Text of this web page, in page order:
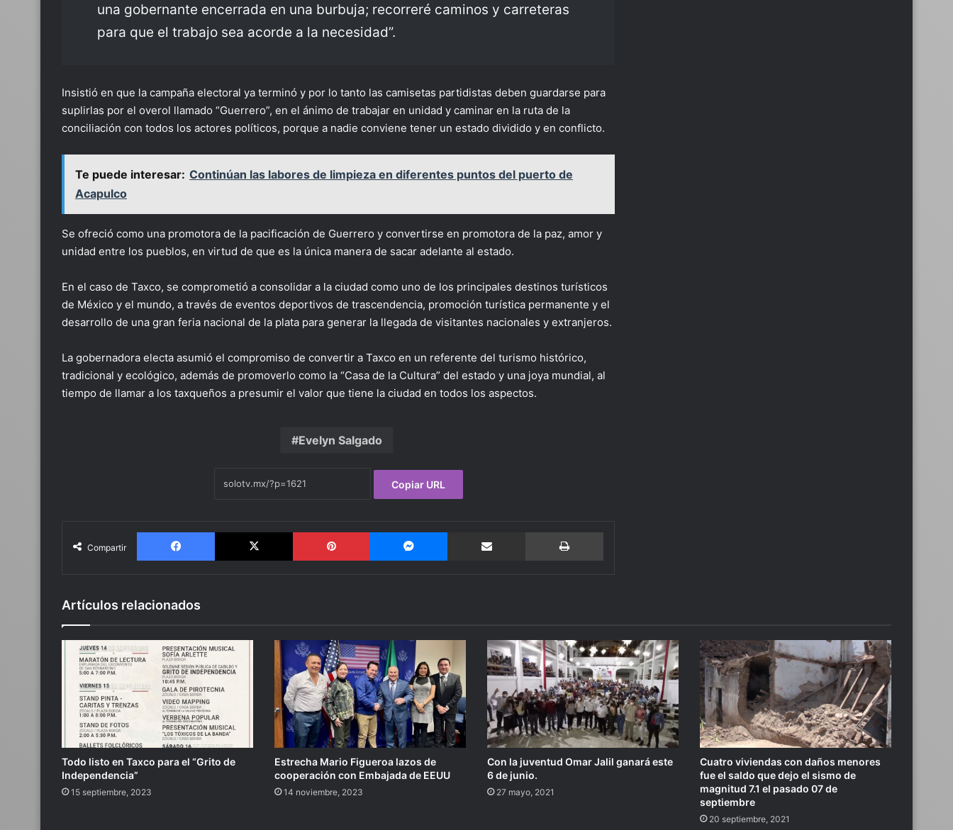
una gobernante encerrada en una burbuja; recorreré caminos y carreteras
para que el trabajo sea acorde a la necesidad”.
Insistió en que la campaña electoral ya terminó y por lo tanto las camisetas partidistas deben guardarse para
suplirlas por el overol llamado “Guerrero”, en el ánimo de trabajar en unidad y caminar en la ruta de la
conciliación con todos los actores políticos, porque a nadie conviene tener un estado dividido y en conflicto.
Te puede interesar: Continúan las labores de limpieza en diferentes puntos del puerto de
Acapulco
Se ofreció como una promotora de la pacificación de Guerrero y convertirse en promotora de la paz, amor y
unidad entre los pueblos, en virtud de que es la única manera de sacar adelante al estado.
En el caso de Taxco, se comprometió a consolidar a la ciudad como uno de los principales destinos turísticos
de México y el mundo, a través de eventos deportivos de trascendencia, promoción turística permanente y el
desarrollo de una gran feria nacional de la plata para generar la llegada de visitantes nacionales y extranjeros.
La gobernadora electa asumió el compromiso de convertir a Taxco en un referente del turismo histórico,
tradicional y ecológico, además de promoverlo como la “Casa de la Cultura” del estado y una joya mundial, al
tiempo de llamar a los taxqueños a presumir el valor que tiene la ciudad en todos los aspectos.
Evelyn Salgado
Copiar URL
Compartir
Facebook X Pinterest Messenger Compartir por email Imprimir
Artículos relacionados
Todo listo en Taxco para el “Grito de
Independencia”
15 septiembre, 2023
Estrecha Mario Figueroa lazos de
cooperación con Embajada de EEUU
14 noviembre, 2023
Con la juventud Omar Jalil ganará este
6 de junio.
27 mayo, 2021
Cuatro viviendas con daños menores
fue el saldo que dejo el sismo de
magnitud 7.1 el pasado 07 de
septiembre
20 septiembre, 2021